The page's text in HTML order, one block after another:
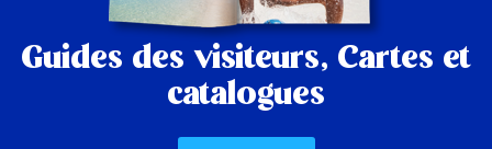
Guides des visiteurs, Cartes et
catalogues